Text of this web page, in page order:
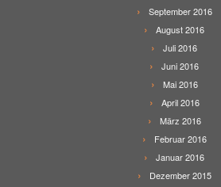
September 2016
August 2016
Juli 2016
Juni 2016
Mai 2016
April 2016
März 2016
Februar 2016
Januar 2016
Dezember 2015